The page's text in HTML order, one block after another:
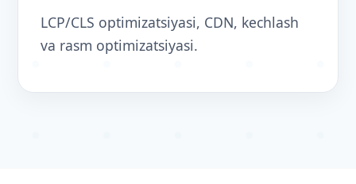
LCP/CLS optimizatsiyasi, CDN, kechlash
va rasm optimizatsiyasi.